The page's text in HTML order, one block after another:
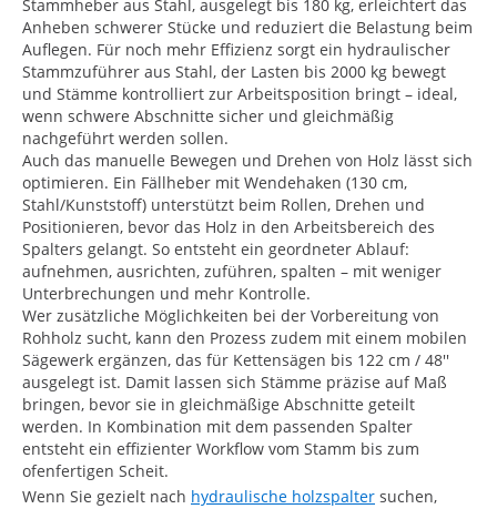
Stammheber aus Stahl, ausgelegt bis 180 kg, erleichtert das
Anheben schwerer Stücke und reduziert die Belastung beim
Auflegen. Für noch mehr Effizienz sorgt ein hydraulischer
Stammzuführer aus Stahl, der Lasten bis 2000 kg bewegt
und Stämme kontrolliert zur Arbeitsposition bringt – ideal,
wenn schwere Abschnitte sicher und gleichmäßig
nachgeführt werden sollen.
Auch das manuelle Bewegen und Drehen von Holz lässt sich
optimieren. Ein Fällheber mit Wendehaken (130 cm,
Stahl/Kunststoff) unterstützt beim Rollen, Drehen und
Positionieren, bevor das Holz in den Arbeitsbereich des
Spalters gelangt. So entsteht ein geordneter Ablauf:
aufnehmen, ausrichten, zuführen, spalten – mit weniger
Unterbrechungen und mehr Kontrolle.
Wer zusätzliche Möglichkeiten bei der Vorbereitung von
Rohholz sucht, kann den Prozess zudem mit einem mobilen
Sägewerk ergänzen, das für Kettensägen bis 122 cm / 48''
ausgelegt ist. Damit lassen sich Stämme präzise auf Maß
bringen, bevor sie in gleichmäßige Abschnitte geteilt
werden. In Kombination mit dem passenden Spalter
entsteht ein effizienter Workflow vom Stamm bis zum
ofenfertigen Scheit.
Wenn Sie gezielt nach hydraulische holzspalter suchen,